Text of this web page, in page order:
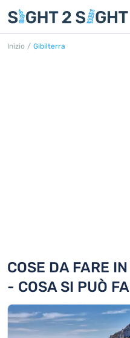
Inizio / Gibilterra
COSE DA FARE
- COSA SI PUÒ